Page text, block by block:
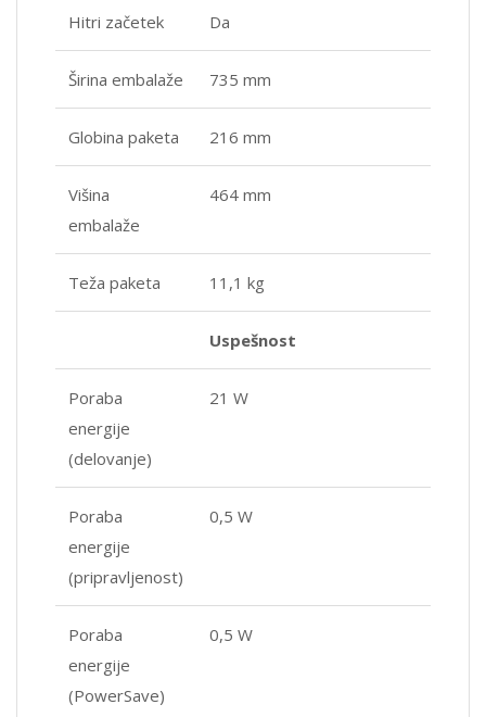
Hitri začetek Da
Širina embalaže 735 mm
Globina paketa 216 mm
Višina
embalaže
464 mm
Teža paketa 11,1 kg
Uspešnost
Poraba
energije
(delovanje)
21 W
Poraba
energije
(pripravljenost)
0,5 W
Poraba
energije
(PowerSave)
0,5 W